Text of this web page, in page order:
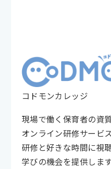
コドモンカレッジ
現場で働く保育者の資
オンライン研修サービ
研修と好きな時間に視
学びの機会を提供しま